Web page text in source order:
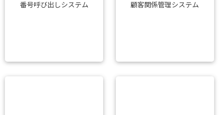
番号呼び出しシステム 顧客関係管理システム